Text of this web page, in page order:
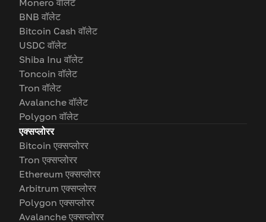
Monero वॉलेट
BNB वॉलेट
Bitcoin Cash वॉलेट
USDC वॉलेट
Shiba Inu वॉलेट
Toncoin वॉलेट
Tron वॉलेट
Avalanche वॉलेट
Polygon वॉलेट
एक्सप्लोरर
Bitcoin एक्सप्लोरर
Tron एक्सप्लोरर
Ethereum एक्सप्लोरर
Arbitrum एक्सप्लोरर
Polygon एक्सप्लोरर
Avalanche एक्सप्लोरर